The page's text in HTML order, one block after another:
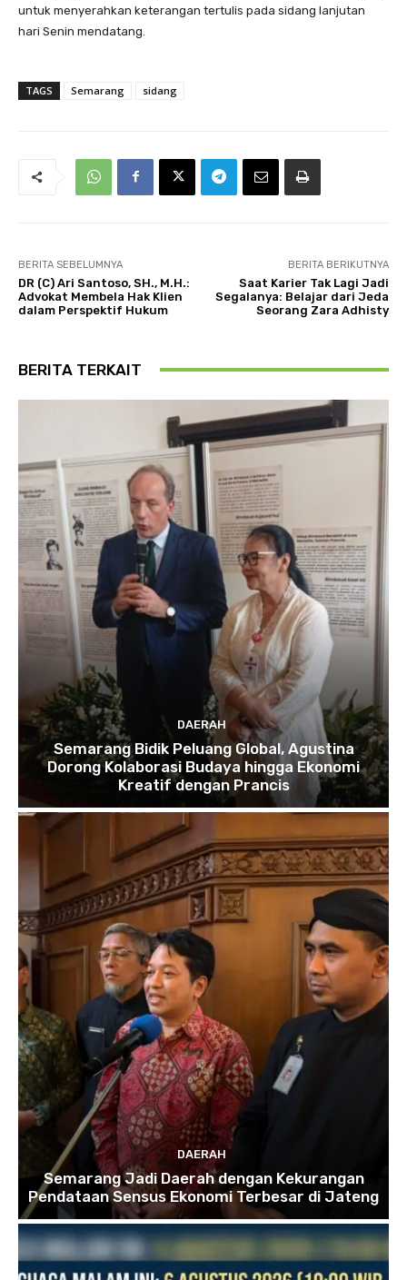
untuk menyerahkan keterangan tertulis pada sidang lanjutan
hari Senin mendatang.
TAGS Semarang sidang
BERITA SEBELUMNYA
DR (C) Ari Santoso, SH., M.H.:
Advokat Membela Hak Klien
dalam Perspektif Hukum
BERITA BERIKUTNYA
Saat Karier Tak Lagi Jadi
Segalanya: Belajar dari Jeda
Seorang Zara Adhisty
BERITA TERKAIT
DAERAH
Semarang Bidik Peluang Global, Agustina
Dorong Kolaborasi Budaya hingga Ekonomi
Kreatif dengan Prancis
DAERAH
Semarang Jadi Daerah dengan Kekurangan
Pendataan Sensus Ekonomi Terbesar di Jateng